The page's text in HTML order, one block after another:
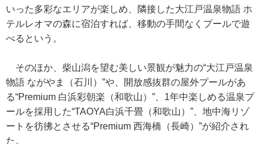
いった多彩なエリアが楽しめ、隣接した大江戸温泉物語 ホ
テルレオマの森に宿泊すれば、移動の手間なくプールで遊
べるという。
そのほか、柴山潟を望む美しい景観が魅力の“大江戸温泉
物語 ながやま（石川）”や、開放感抜群の屋外プールがあ
る“Premium 白浜彩朝楽（和歌山）”、1年中楽しめる温泉プ
ールを採用した“TAOYA白浜千畳（和歌山）”、地中海リゾ
ートを彷彿とさせる“Premium 西海橋（長崎）”が紹介され
た。